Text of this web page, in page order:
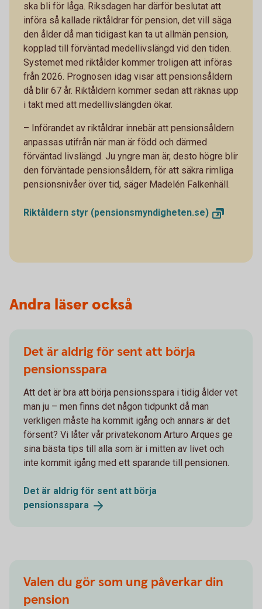
ska bli för låga. Riksdagen har därför beslutat att
införa så kallade riktåldrar för pension, det vill säga
den ålder då man tidigast kan ta ut allmän pension,
kopplad till förväntad medellivslängd vid den tiden.
Systemet med riktålder kommer troligen att införas
från 2026. Prognosen idag visar att pensionsåldern
då blir 67 år. Riktåldern kommer sedan att räknas upp
i takt med att medellivslängden ökar.
– Införandet av riktåldrar innebär att pensionsåldern
anpassas utifrån när man är född och därmed
förväntad livslängd. Ju yngre man är, desto högre blir
den förväntade pensionsåldern, för att säkra rimliga
pensionsnivåer över tid, säger Madelén Falkenhäll.
Riktåldern styr (pensionsmyndigheten.se)
Andra läser också
Det är aldrig för sent att börja
pensionsspara
Att det är bra att börja pensionsspara i tidig ålder vet
man ju – men finns det någon tidpunkt då man
verkligen måste ha kommit igång och annars är det
försent? Vi låter vår privatekonom Arturo Arques ge
sina bästa tips till alla som är i mitten av livet och
inte kommit igång med ett sparande till pensionen.
Det är aldrig för sent att börja
pensionsspara
Valen du gör som ung påverkar din
pension